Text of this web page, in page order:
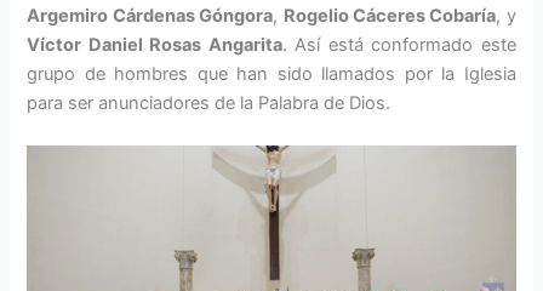
Argemiro Cárdenas Góngora, Rogelio Cáceres Cobaría, y
Víctor Daniel Rosas Angarita. Así está conformado este
grupo de hombres que han sido llamados por la Iglesia
para ser anunciadores de la Palabra de Dios.